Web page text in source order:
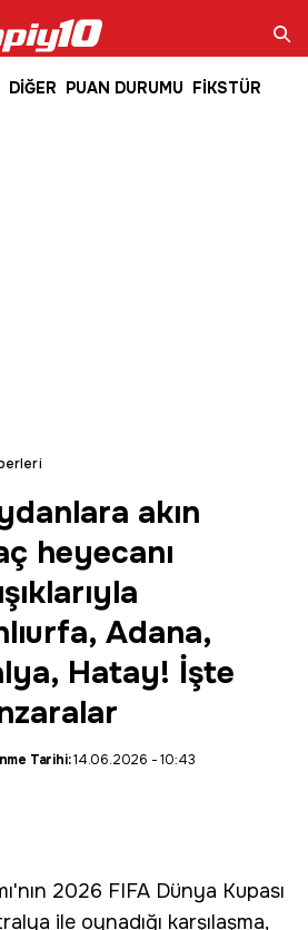
DİĞER PUAN DURUMU FİKSTÜRAra
akın
heyecanı
Adana,
Hatay! İşte
Tarihi:14.06.2026 - 10:43
2026 FIFA Dünya Kupası
ile oynadığı karşılaşma,